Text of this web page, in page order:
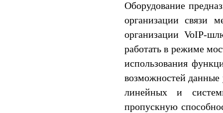
Оборудование
организации связи
организации VoIP-
работать в режиме
использования
возможностей данные
линейных и
пропускную